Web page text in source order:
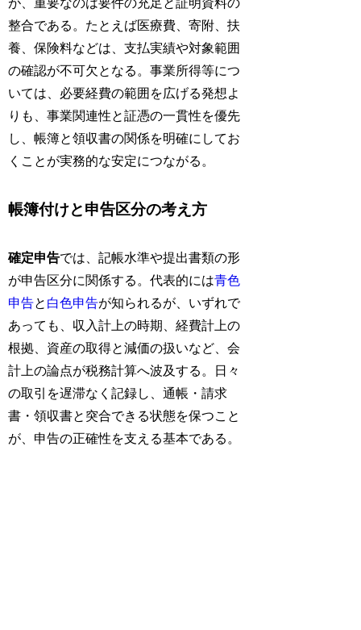
が、重要なのは要件の充足と証明資料の
整合である。たとえば医療費、寄附、扶
養、保険料などは、支払実績や対象範囲
の確認が不可欠となる。事業所得等につ
いては、必要経費の範囲を広げる発想よ
りも、事業関連性と証憑の一貫性を優先
し、帳簿と領収書の関係を明確にしてお
くことが実務的な安定につながる。
帳簿付けと申告区分の考え方
確定申告では、記帳水準や提出書類の形
が申告区分に関係する。代表的には青色
申告と 白色申告が知られるが、いずれで
あっても、収入計上の時期、経費計上の
根拠、資産の取得と減価の扱いなど、会
計上の論点が税務計算へ波及する。日々
の取引を遅滞なく記録し、通帳・請求
書・領収書と突合できる状態を保つこと
が、申告の正確性を支える基本である。